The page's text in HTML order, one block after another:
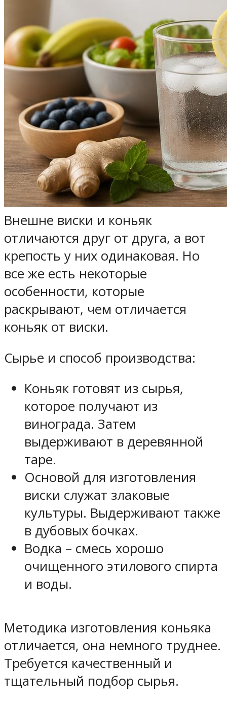
Внешне виски и коньяк
отличаются друг от друга, а вот
крепость у них одинаковая. Но
все же есть некоторые
особенности, которые
раскрывают, чем отличается
коньяк от виски.
Сырье и способ производства:
Коньяк готовят из сырья,
которое получают из
винограда. Затем
выдерживают в деревянной
таре.
Основой для изготовления
виски служат злаковые
культуры. Выдерживают также
в дубовых бочках.
Водка – смесь хорошо
очищенного этилового спирта
и воды.
Методика изготовления коньяка
отличается, она немного труднее.
Требуется качественный и
тщательный подбор сырья.